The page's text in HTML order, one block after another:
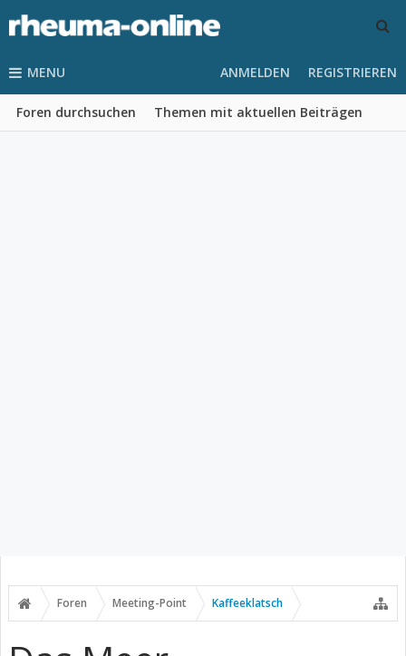
MENU
Foren durchsuchen Themen mit aktuellen Beiträgen
ANMELDEN REGISTRIEREN
Foren Meeting-Point Kaffeeklatsch